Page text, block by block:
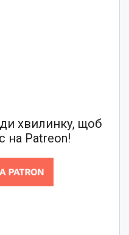
хвилинку, щоб
на Patreon!